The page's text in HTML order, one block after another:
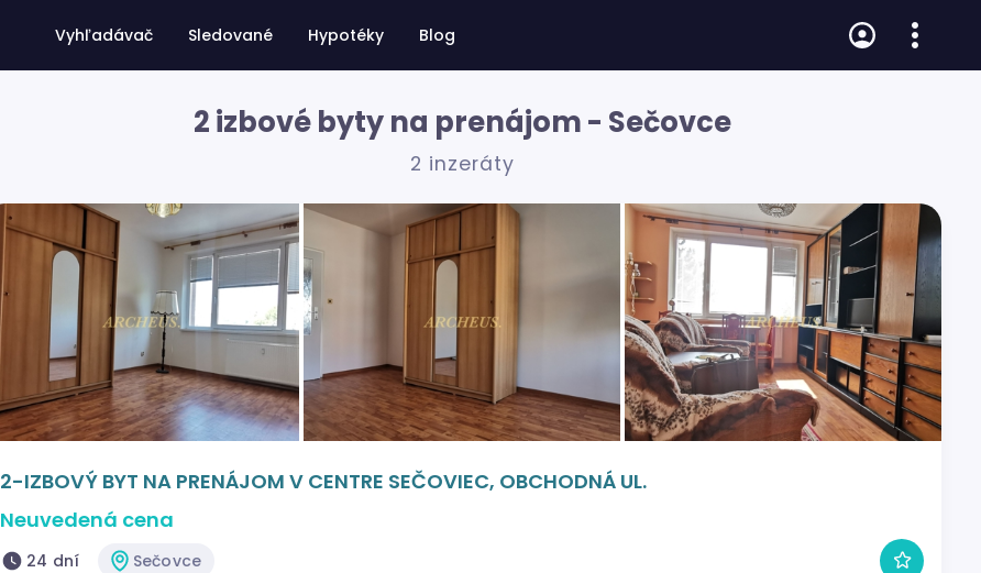
Vyhľadávač Sledované Hypotéky Blog
2 izbové byty na prenájom - Sečovce
2 inzeráty
2-IZBOVÝ BYT NA PRENÁJOM V CENTRE SEČOVIEC, OBCHODNÁ UL.
Neuvedená cena
24 dní Sečovce